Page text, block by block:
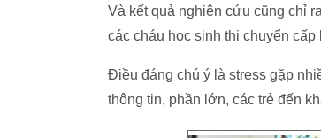
Và kết quả nghiên cứu cũng chỉ
các cháu học sinh thi chuyển
Điều đáng chú ý là stress gặp
thông tin, phần lớn, các trẻ đến